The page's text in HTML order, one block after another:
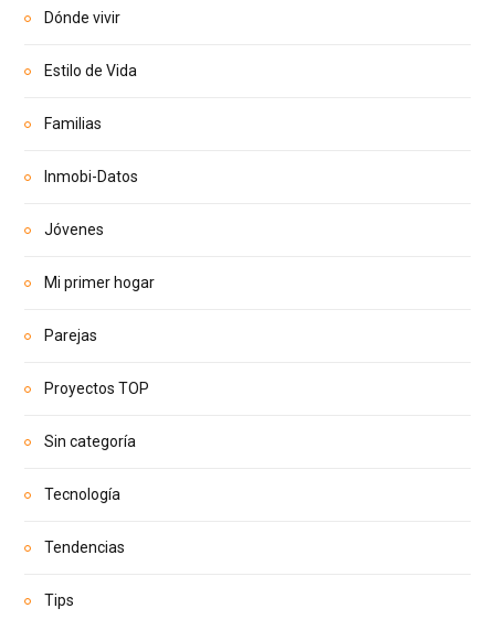
Dónde vivir
Estilo de Vida
Familias
Inmobi-Datos
Jóvenes
Mi primer hogar
Parejas
Proyectos TOP
Sin categoría
Tecnología
Tendencias
Tips